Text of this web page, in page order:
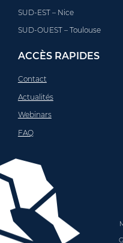
SUD-EST – Nice
SUD-OUEST – Toulouse
ACCÈS RAPIDES
Contact
Actualités
Webinars
FAQ